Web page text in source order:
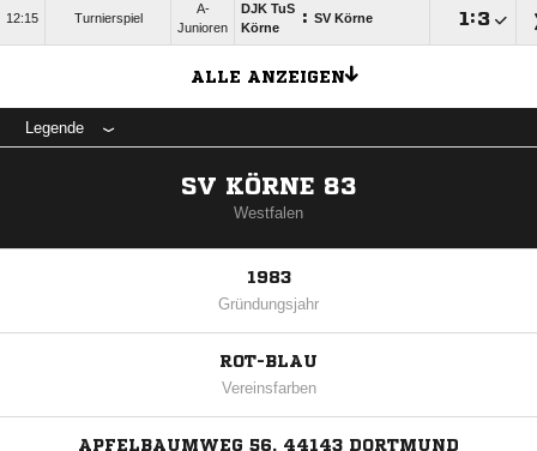
12:15 Turnierspiel
A-
Junioren
DJK TuS
Körne
: SV Körne :
ALLE ANZEIGEN
Legende
SV KÖRNE 83
Westfalen
1983
Gründungsjahr
ROT-BLAU
Vereinsfarben
APFELBAUMWEG 56, 44143 DORTMUND